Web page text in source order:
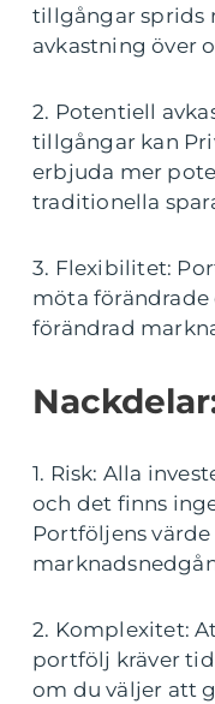
tillgångar sprids
avkastning över
2. Potentiell
tillgångar kan
erbjuda mer
traditionella
3. Flexibilitet:
möta
förändrad
1. Risk: Alla
och det finns
Portföljens
2. Komplexitet:
portfölj kräver
om du väljer att